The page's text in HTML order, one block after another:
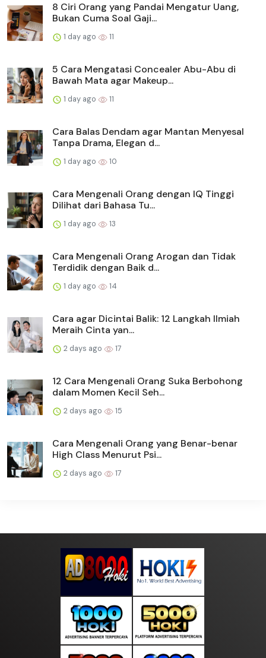
8 Ciri Orang yang Pandai Mengatur Uang,
Bukan Cuma Soal Gaji...
1 day ago 11
5 Cara Mengatasi Concealer Abu-Abu di
Bawah Mata agar Makeup...
1 day ago 11
Cara Balas Dendam agar Mantan Menyesal
Tanpa Drama, Elegan d...
1 day ago 10
Cara Mengenali Orang dengan IQ Tinggi
Dilihat dari Bahasa Tu...
1 day ago 13
Cara Mengenali Orang Arogan dan Tidak
Terdidik dengan Baik d...
1 day ago 14
Cara agar Dicintai Balik: 12 Langkah Ilmiah
Meraih Cinta yan...
2 days ago 17
12 Cara Mengenali Orang Suka Berbohong
dalam Momen Kecil Seh...
2 days ago 15
Cara Mengenali Orang yang Benar-benar
High Class Menurut Psi...
2 days ago 17